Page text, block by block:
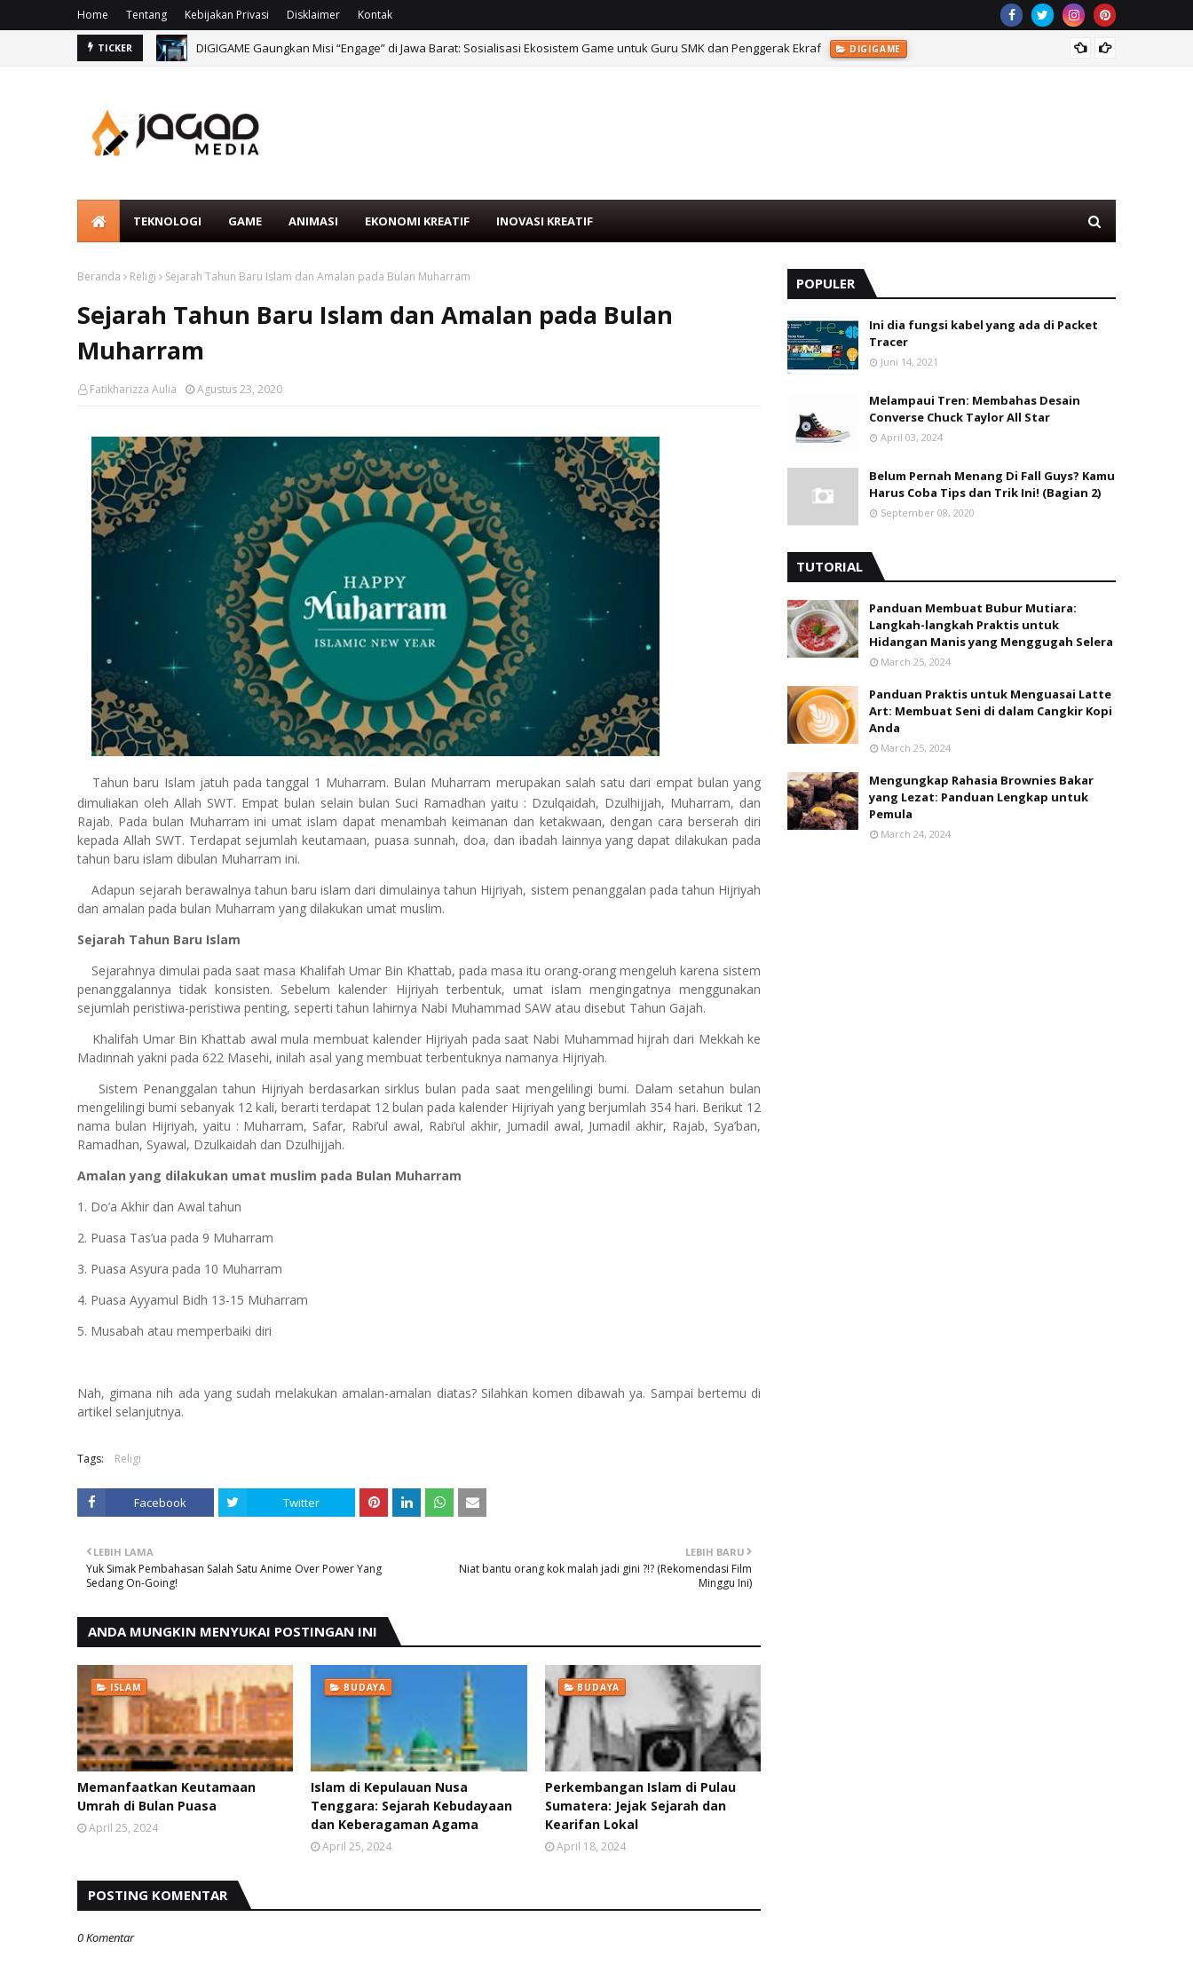
Home Tentang Kebijakan Privasi Disklaimer Kontak
TICKER DIGIGAME Gaungkan Misi “Engage” di Jawa Barat: Sosialisasi Ekosistem Game untuk Guru SMK dan Penggerak Ekraf DIGIGAME
TEKNOLOGI GAME ANIMASI EKONOMI KREATIF INOVASI KREATIF
Beranda Religi Sejarah Tahun Baru Islam dan Amalan pada Bulan Muharram
Sejarah Tahun Baru Islam dan Amalan pada Bulan
Muharram
Fatikharizza Aulia Agustus 23, 2020
Tahun baru Islam jatuh pada tanggal 1 Muharram. Bulan Muharram merupakan salah satu dari empat bulan yang
dimuliakan oleh Allah SWT. Empat bulan selain bulan Suci Ramadhan yaitu : Dzulqaidah, Dzulhijjah, Muharram, dan
Rajab. Pada bulan Muharram ini umat islam dapat menambah keimanan dan ketakwaan, dengan cara berserah diri
kepada Allah SWT. Terdapat sejumlah keutamaan, puasa sunnah, doa, dan ibadah lainnya yang dapat dilakukan pada
tahun baru islam dibulan Muharram ini.
Adapun sejarah berawalnya tahun baru islam dari dimulainya tahun Hijriyah, sistem penanggalan pada tahun Hijriyah
dan amalan pada bulan Muharram yang dilakukan umat muslim.
Sejarah Tahun Baru Islam
Sejarahnya dimulai pada saat masa Khalifah Umar Bin Khattab, pada masa itu orang-orang mengeluh karena sistem
penanggalannya tidak konsisten. Sebelum kalender Hijriyah terbentuk, umat islam mengingatnya menggunakan
sejumlah peristiwa-peristiwa penting, seperti tahun lahirnya Nabi Muhammad SAW atau disebut Tahun Gajah.
Khalifah Umar Bin Khattab awal mula membuat kalender Hijriyah pada saat Nabi Muhammad hijrah dari Mekkah ke
Madinnah yakni pada 622 Masehi, inilah asal yang membuat terbentuknya namanya Hijriyah.
Sistem Penanggalan tahun Hijriyah berdasarkan sirklus bulan pada saat mengelilingi bumi. Dalam setahun bulan
mengelilingi bumi sebanyak 12 kali, berarti terdapat 12 bulan pada kalender Hijriyah yang berjumlah 354 hari. Berikut 12
nama bulan Hijriyah, yaitu : Muharram, Safar, Rabi’ul awal, Rabi’ul akhir, Jumadil awal, Jumadil akhir, Rajab, Sya’ban,
Ramadhan, Syawal, Dzulkaidah dan Dzulhijjah.
Amalan yang dilakukan umat muslim pada Bulan Muharram
1. Do’a Akhir dan Awal tahun
2. Puasa Tas’ua pada 9 Muharram
3. Puasa Asyura pada 10 Muharram
4. Puasa Ayyamul Bidh 13-15 Muharram
5. Musabah atau memperbaiki diri
Nah, gimana nih ada yang sudah melakukan amalan-amalan diatas? Silahkan komen dibawah ya. Sampai bertemu di
artikel selanjutnya.
Tags: Religi
Facebook Twitter
LEBIH BARU
Niat bantu orang kok malah jadi gini ?!? (Rekomendasi Film
Minggu Ini)
LEBIH LAMA
Yuk Simak Pembahasan Salah Satu Anime Over Power Yang
Sedang On-Going!
ANDA MUNGKIN MENYUKAI POSTINGAN INI
ISLAM
Memanfaatkan Keutamaan
Umrah di Bulan Puasa
April 25, 2024
BUDAYA
Islam di Kepulauan Nusa
Tenggara: Sejarah Kebudayaan
dan Keberagaman Agama
April 25, 2024
BUDAYA
Perkembangan Islam di Pulau
Sumatera: Jejak Sejarah dan
Kearifan Lokal
April 18, 2024
POSTING KOMENTAR
0 Komentar
POPULER
Ini dia fungsi kabel yang ada di Packet
Tracer
Juni 14, 2021
Melampaui Tren: Membahas Desain
Converse Chuck Taylor All Star
April 03, 2024
Belum Pernah Menang Di Fall Guys? Kamu
Harus Coba Tips dan Trik Ini! (Bagian 2)
September 08, 2020
TUTORIAL
Panduan Membuat Bubur Mutiara:
Langkah-langkah Praktis untuk
Hidangan Manis yang Menggugah Selera
March 25, 2024
Panduan Praktis untuk Menguasai Latte
Art: Membuat Seni di dalam Cangkir Kopi
Anda
March 25, 2024
Mengungkap Rahasia Brownies Bakar
yang Lezat: Panduan Lengkap untuk
Pemula
March 24, 2024